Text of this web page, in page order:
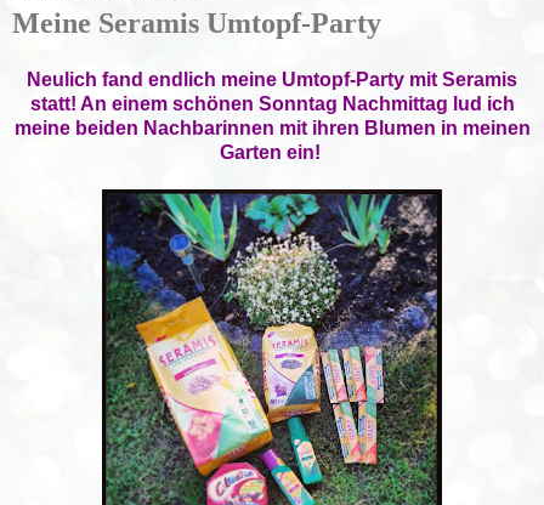
Meine Seramis Umtopf-Party
Neulich fand endlich meine Umtopf-Party mit Seramis
statt! An einem schönen Sonntag Nachmittag lud ich
meine beiden Nachbarinnen mit ihren Blumen in meinen
Garten ein!